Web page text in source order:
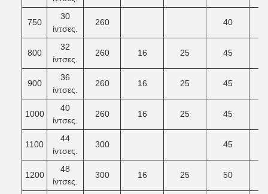
750
30
ίντσες.
260 40
800
32
ίντσες.
260 16 25 45
900
36
ίντσες.
260 16 25 45
1000
40
ίντσες.
260 16 25 45
1100
44
ίντσες.
300 45
1200
48
ίντσες.
300 16 25 50